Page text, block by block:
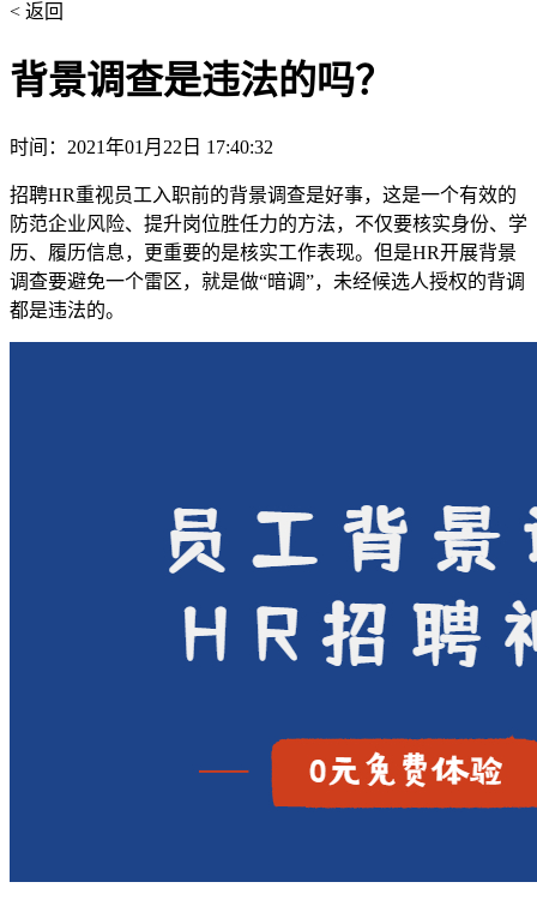
< 返回
背景调查是违法的吗？
时间：2021年01月22日 17:40:32
招聘HR重视员工入职前的背景调查是好事，这是一个有效的
防范企业风险、提升岗位胜任力的方法，不仅要核实身份、学
历、履历信息，更重要的是核实工作表现。但是HR开展背景
调查要避免一个雷区，就是做“暗调”，未经候选人授权的背调
都是违法的。